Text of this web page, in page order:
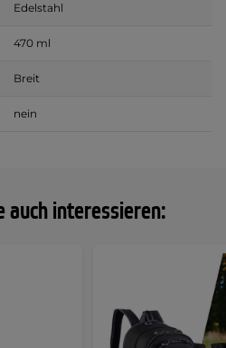
auch interessieren:
Edelstahl
470 ml
Breit
nein